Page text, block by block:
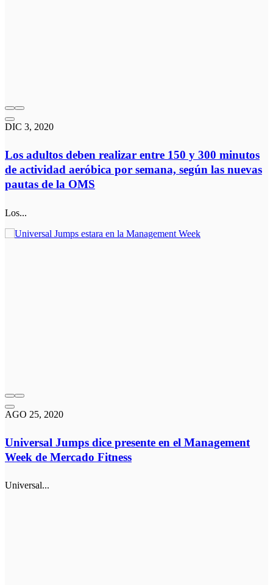
DIC 3, 2020
Los adultos deben realizar entre 150 y 300 minutos
de actividad aeróbica por semana, según las nuevas
pautas de la OMS
Los...
AGO 25, 2020
Universal Jumps dice presente en el Management
Week de Mercado Fitness
Universal...